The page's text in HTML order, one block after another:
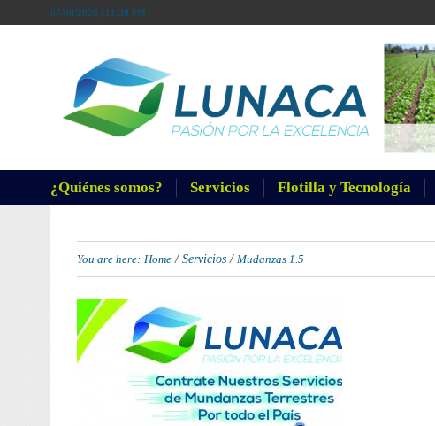
07/08/2026 | 11:38 PM
¿Quiénes somos? Servicios Flotilla y Tecnología
You are here: Home / Servicios / Mudanzas 1.5